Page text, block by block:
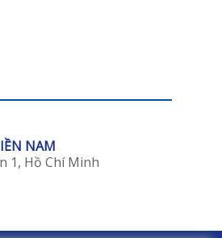
NAM
1, Hồ Chí Minh